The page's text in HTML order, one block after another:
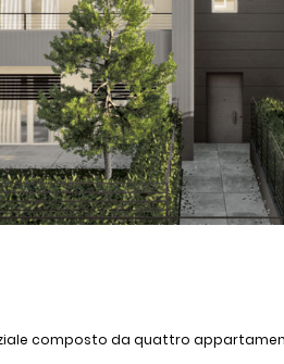
composto da quattro